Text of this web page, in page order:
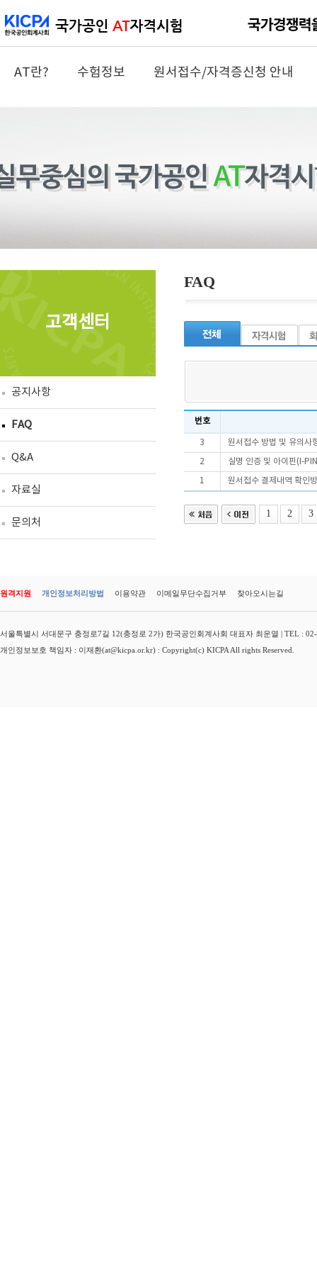
AT란? 수험정보 원서접수/자격증신청 안내
고객센터
공지사항
FAQ
Q&A
자료실
문의처
FAQ
번호
3 원서접수 방법 및 유의사
2 실명 인증 및 아이핀(I-
1 원서접수 결제내역 확인
1 2 3
원격지원 개인정보처리방법 이용약관 이메일무단수집거부 찾아오시는길
서울특별시 서대문구 충정로7길 12(충정로 2가) 한국공인회계사회 대표자 최운열 | TEL :
개인정보보호 책임자 : 이재환(at@kicpa.or.kr) : Copyright(c) KICPA All rights Reserved.